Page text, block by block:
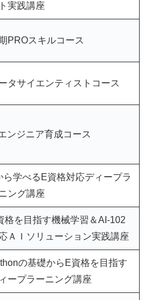
実践講座
PROスキルコース
タサイエンティストコース
ンジニア育成コース
ら学べるE資格対応ディープラ
ング講座
格を目指す機械学習＆AI-102
ＡＩソリューション実践講座
の基礎からE資格を目指す
ープラーニング講座